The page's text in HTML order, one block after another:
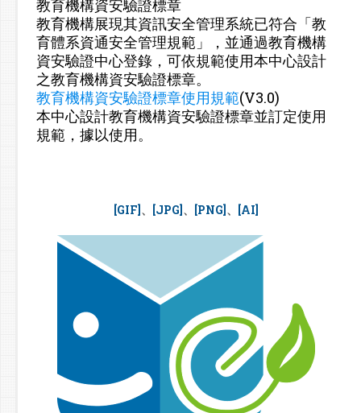
教育機構資安驗證標章
教育機構展現其資訊安全管理系統已符合「教
育體系資通安全管理規範」，並通過教育機構
資安驗證中心登錄，可依規範使用本中心設計
之教育機構資安驗證標章。
教育機構資安驗證標章使用規範(V3.0)
本中心設計教育機構資安驗證標章並訂定使用
規範，據以使用。
[GIF]、 [JPG]、 [PNG]、 [AI]